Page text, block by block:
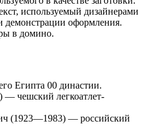
используемый дизайнерами
демонстрации оформления.
в домино.
Египта 00 династии.
— чешский легкоатлет-
(1923—1983) — российский